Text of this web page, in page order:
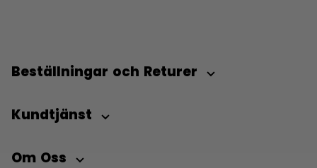
Beställningar och Returer
Kundtjänst
Om Oss